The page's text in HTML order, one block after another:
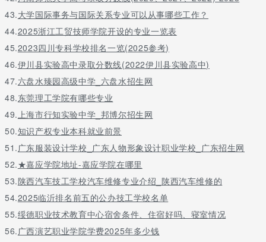
43.大学国际事务与国际关系专业可以从事哪些工作？
44.2025浙江工贸技师学院开设的专业一览表
45.2023四川专科学校排名一览(2025参考)
46.伊川县实验高中录取分数线(2022伊川县实验高中)
47.六盘水臻园高级中学_六盘水招生网
48.东莞理工学院有哪些专业
49.上海市行知实验中学_邦博尔招生网
50.知识产权专业本科就业前景
51.广东服装设计学校_广东人物形象设计职业学校_广东招生网
52.★嘉应学院地址-嘉应学院在哪里
53.陕西汽车技工学校汽车维修专业介绍_陕西汽车维修的
54.2025临沂排名前五的公办技工学校名单
55.绥德职业技术教育中心宿舍条件、住宿好吗、寝室情况
56.广西演艺职业学院学费2025年多少钱